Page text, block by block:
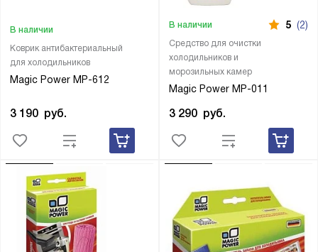
Коврик антибактериальный
для холодильников
Magic Power MP-612
В наличии
3 190 руб.
Средство для очистки
холодильников и
морозильных камер
Magic Power MP-011
В наличии 5 (2)
3 290 руб.